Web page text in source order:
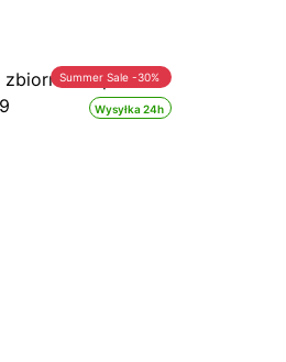
Wysyłka 24h
Summer Sale -30%